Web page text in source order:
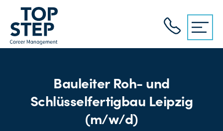
Bauleiter Roh- und
Schlüsselfertigbau Leipzig
(m/w/d)